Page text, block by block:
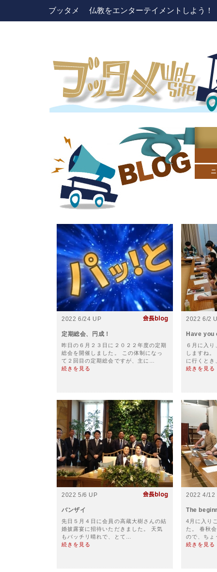
ブッタメ 仏教をエンターテイメントしよう
2022 6/24 UP
定期総会、円成！
昨日の６月２３日に２０２２年度の定期
総会を開催しました。 この体制になっ
て２回目の定期総会ですが、主に…
続きを見る
2022 6/2
Have
６月に入り
しますね。
に行くと
続きを見る
2022 5/6 UP
バンザイ
先日５月４日に会員の高蔵大樹さんの結
婚披露宴に招待いただきました。 天気
もバッチリ晴れで、とて…
続きを見る
2022 4/12
The
4月に入り
た。 春秋
ので、ち
続きを見る